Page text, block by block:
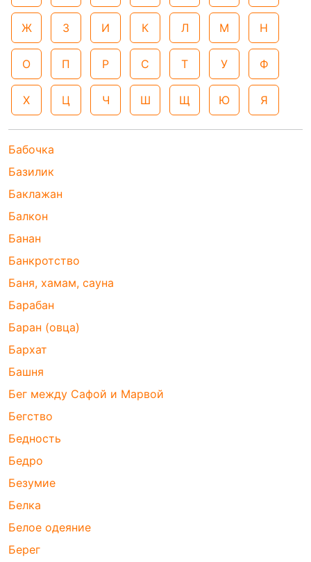
Ж З И К Л М Н
О П Р С Т У Ф
Х Ц Ч Ш Щ Ю Я
Бабочка
Базилик
Баклажан
Балкон
Банан
Банкротство
Баня, хамам, сауна
Барабан
Баран (овца)
Бархат
Башня
Бег между Сафой и Марвой
Бегство
Бедность
Бедро
Безумие
Белка
Белое одеяние
Берег